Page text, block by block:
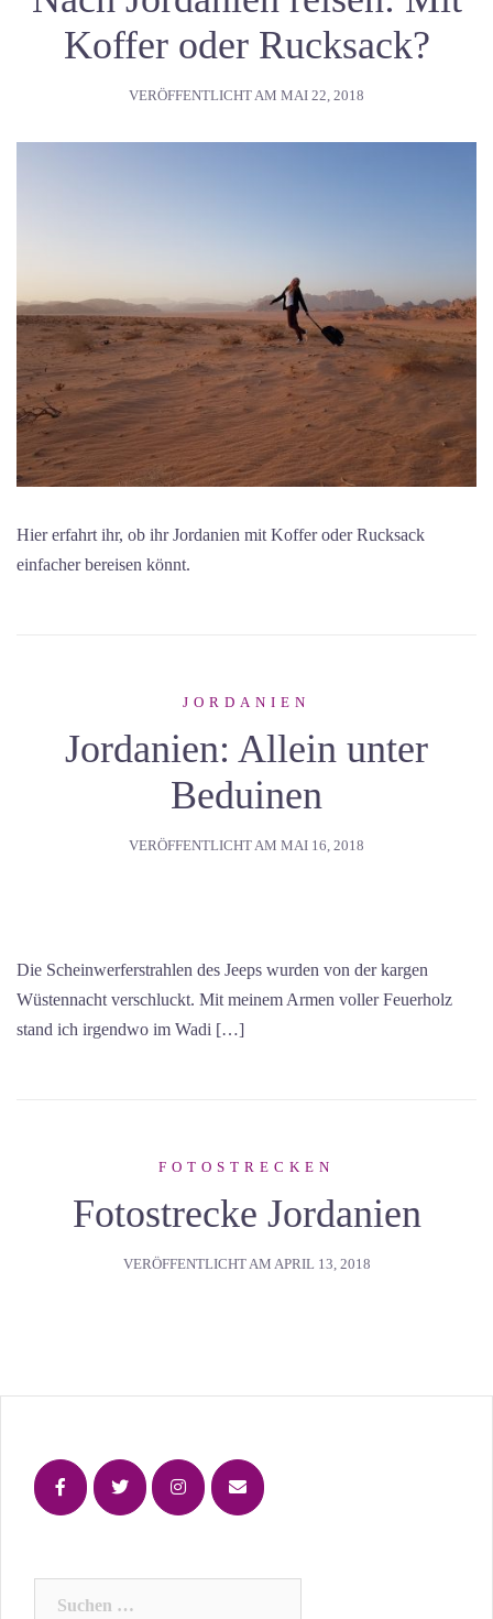
Koffer oder Rucksack?
VERÖFFENTLICHT AM MAI 22, 2018
Hier erfahrt ihr, ob ihr Jordanien mit Koffer oder Rucksack
einfacher bereisen könnt.
JORDANIEN
Jordanien: Allein unter
Beduinen
VERÖFFENTLICHT AM MAI 16, 2018
Die Scheinwerferstrahlen des Jeeps wurden von der kargen
Wüstennacht verschluckt. Mit meinem Armen voller Feuerholz
stand ich irgendwo im Wadi […]
FOTOSTRECKEN
Fotostrecke Jordanien
VERÖFFENTLICHT AM APRIL 13, 2018